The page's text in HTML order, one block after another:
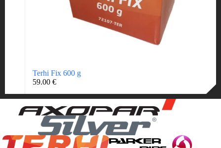
Terhi Fix 600 g
59.00 €